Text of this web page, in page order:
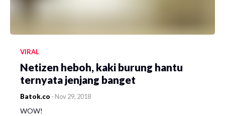
VIRAL
Netizen heboh, kaki burung hantu
ternyata jenjang banget
Batok.co - Nov 29, 2018
WOW!